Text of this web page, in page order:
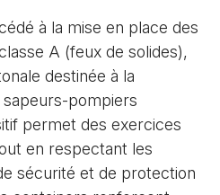
à la mise en place des
A (feux de solides),
destinée à la
pompiers
permet des exercices
en respectant les
sécurité et de protection